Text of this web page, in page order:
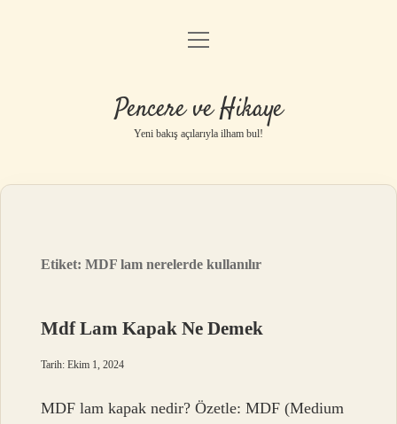
Anasayfa
Yasal Uyarı
menüyü
Pencere ve Hikaye
Yeni bakış açılarıyla ilham bul!
Etiket:MDF lam nerelerde kullanılır
Mdf Lam Kapak Ne Demek
Tarih: Ekim 1, 2024
MDF lam kapak nedir? Özetle: MDF (Medium